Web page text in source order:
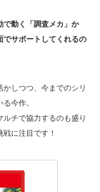
で動く「調査メカ」か
でサポートしてくれるの
しつつ、今までのシリ
今作。
チで協力するのも盛り
戦に注目です！